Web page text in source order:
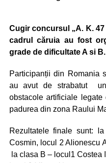
Cugir concursul „A. K.
cadrul căruia au fost
grade de dificultate A si B.
Participanții din
au avut de strabatut
obstacole artificiale
padurea din zona Raului
Rezultatele finale sunt:
Cosmin, locul 2 Alionescu
la clasa B – locul1 Costea